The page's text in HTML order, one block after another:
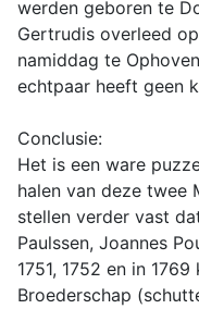
werden geboren te
Gertrudis overleed
namiddag te
echtpaar heeft geen
Conclusie:
Het is een ware
halen van deze twee
stellen verder vast
Paulssen, Joannes
1751, 1752 en in
Broederschap